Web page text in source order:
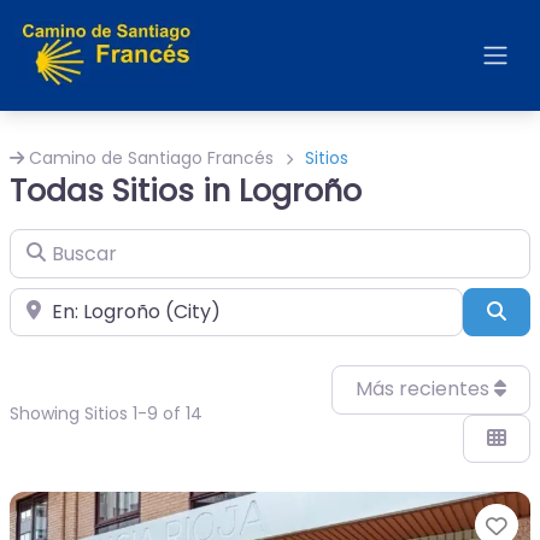
Camino de Santiago Francés Sitios
Todas Sitios in Logroño
Buscar
Cerca de
Showing Sitios 1-9 of 14
Más recientes